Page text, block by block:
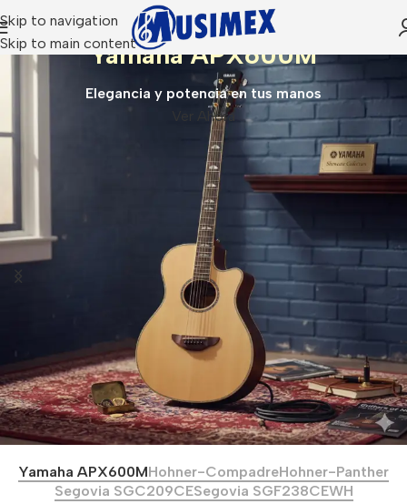
Skip to navigation
Skip to main contentYamaha APX600M
Elegancia y potencia en tus manos
Ver Ahora
Yamaha APX600MHohner-CompadreHohner-Panther
Segovia SGC209CESegovia SGF238CEWH